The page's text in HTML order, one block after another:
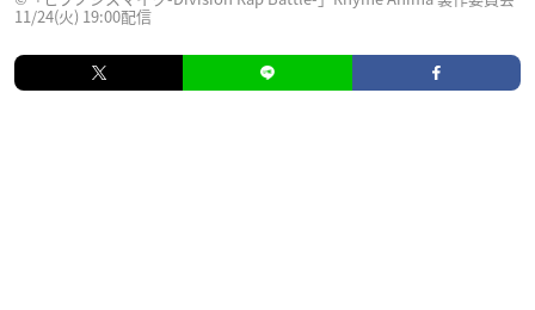
11/24(火) 19:00配信